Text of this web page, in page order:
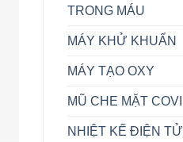
TRONG MÁU
MÁY KHỬ KHUẨN
MÁY TẠO OXY
MŨ CHE MẶT COVI
NHIỆT KẾ ĐIỆN TỬ